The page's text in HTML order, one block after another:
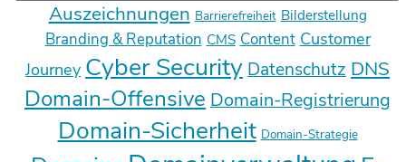
Auszeichnungen Barrierefreiheit Bilderstellung
Branding & Reputation CMS Content Customer
Journey Cyber Security Datenschutz DNS
Domain-Offensive Domain-Registrierung
Domain-Sicherheit Domain-Strategie